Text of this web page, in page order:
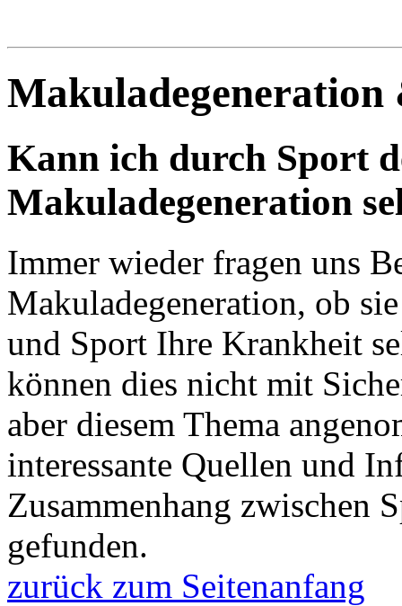
Makuladegeneration
Kann ich durch Sport
Makuladegeneration
Immer wieder fragen uns
Makuladegeneration, ob
und Sport Ihre Krankheit
können dies nicht mit
aber diesem Thema
interessante Quellen und
Zusammenhang zwischen
gefunden.
zurück zum Seitenanfang